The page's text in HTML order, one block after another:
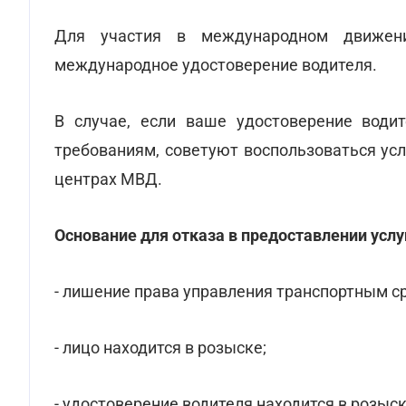
Для участия в международном
международное удостоверение водителя.
В случае, если ваше удостоверение
требованиям, советуют воспользоваться
центрах МВД.
Основание для отказа в предоставлении
- лишение права управления транспортным
- лицо находится в розыске;